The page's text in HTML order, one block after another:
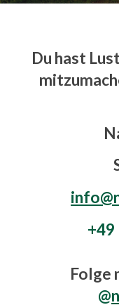
Du hast
+49
Folge
@